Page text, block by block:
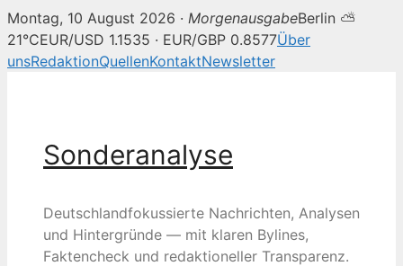
Montag, 10 August 2026 · MorgenausgabeBerlin ⛅
21°CEUR/USD 1.1535 · EUR/GBP 0.8577Über
unsRedaktionQuellenKontaktNewsletter
Sonderanalyse
Deutschlandfokussierte Nachrichten, Analysen
und Hintergründe — mit klaren Bylines,
Faktencheck und redaktioneller Transparenz.